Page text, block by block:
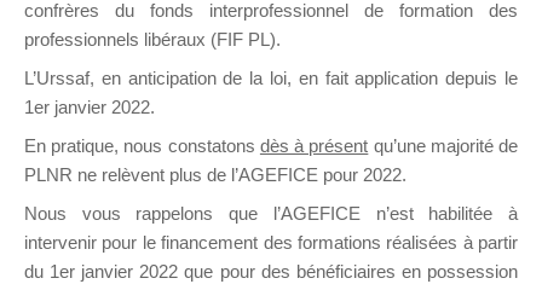
STÉPHANIE
il y a un an
confrères du fonds interprofessionnel de formation des
professionnels libéraux (FIF PL).
L’Urssaf, en anticipation de la loi, en fait application depuis le
1er janvier 2022.
En pratique, nous constatons dès à présent qu’une majorité de
PLNR ne relèvent plus de l’AGEFICE pour 2022.
Nous vous rappelons que l’AGEFICE n’est habilitée à
intervenir pour le financement des formations réalisées à partir
du 1er janvier 2022 que pour des bénéficiaires en possession